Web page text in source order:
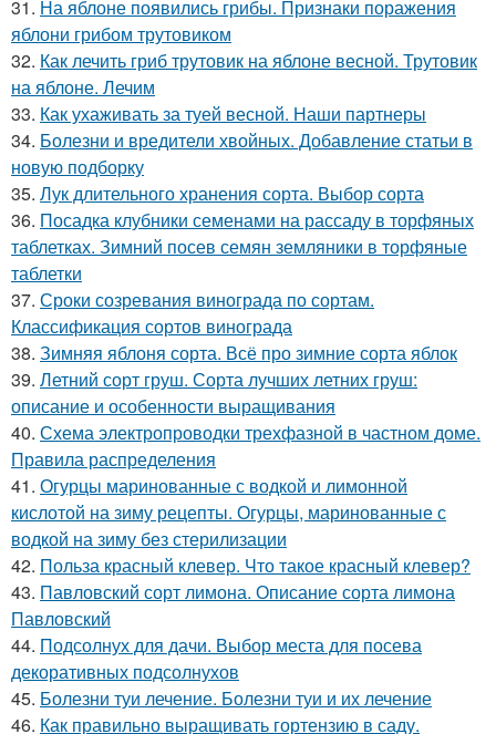
31. На яблоне появились грибы. Признаки поражения
яблони грибом трутовиком
32. Как лечить гриб трутовик на яблоне весной. Трутовик
на яблоне. Лечим
33. Как ухаживать за туей весной. Наши партнеры
34. Болезни и вредители хвойных. Добавление статьи в
новую подборку
35. Лук длительного хранения сорта. Выбор сорта
36. Посадка клубники семенами на рассаду в торфяных
таблетках. Зимний посев семян земляники в торфяные
таблетки
37. Сроки созревания винограда по сортам.
Классификация сортов винограда
38. Зимняя яблоня сорта. Всё про зимние сорта яблок
39. Летний сорт груш. Сорта лучших летних груш:
описание и особенности выращивания
40. Схема электропроводки трехфазной в частном доме.
Правила распределения
41. Огурцы маринованные с водкой и лимонной
кислотой на зиму рецепты. Огурцы, маринованные с
водкой на зиму без стерилизации
42. Польза красный клевер. Что такое красный клевер?
43. Павловский сорт лимона. Описание сорта лимона
Павловский
44. Подсолнух для дачи. Выбор места для посева
декоративных подсолнухов
45. Болезни туи лечение. Болезни туи и их лечение
46. Как правильно выращивать гортензию в саду.